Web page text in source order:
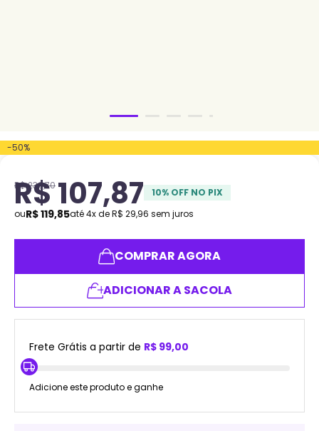
-50%
R$239,70
R$107,87 10% OFF NO PIX
ouR$119,85até4x deR$ 29,96 sem juros
COMPRAR AGORA
ADICIONAR A SACOLA
Frete Grátis a partir de R$ 99,00
Adicione este produto e ganhe